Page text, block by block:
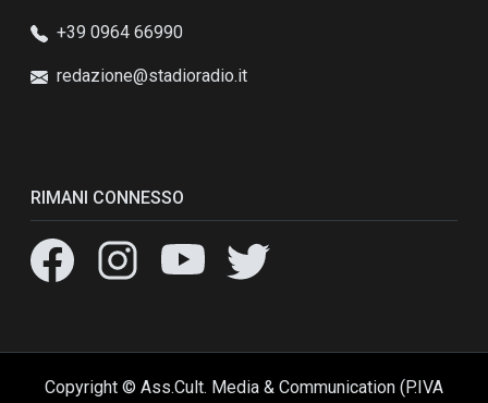
+39 0964 66990
redazione@stadioradio.it
RIMANI CONNESSO
Copyright © Ass.Cult. Media & Communication (P.IVA